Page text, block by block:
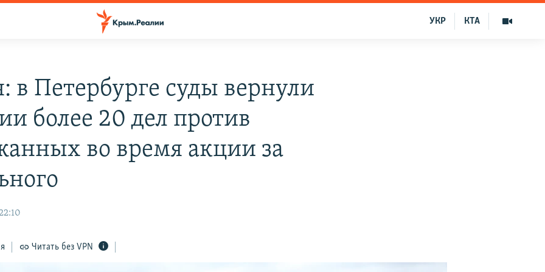
КТА
УКР
в Петербурге суды вернули
более 20 дел против
во время акции за
Читать без VPN